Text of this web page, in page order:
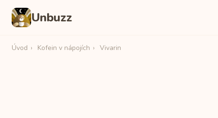
Unbuzz
Úvod › Kofein v nápojích › Vivarin